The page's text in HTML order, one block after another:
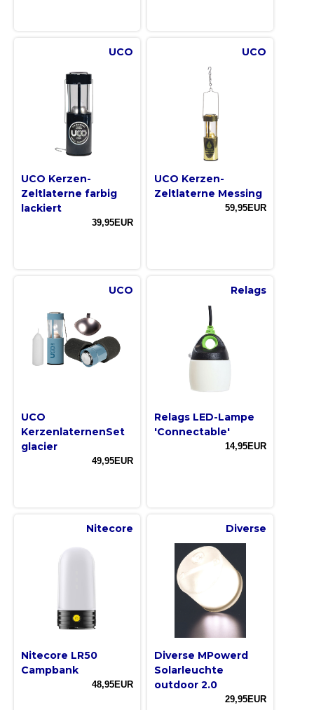
UCO
UCO Kerzen-
Zeltlaterne farbig
lackiert
39,95EUR
UCO
UCO Kerzen-
Zeltlaterne Messing
59,95EUR
UCO
UCO
KerzenlaternenSet
glacier
49,95EUR
Relags
Relags LED-Lampe
'Connectable'
14,95EUR
Nitecore
Nitecore LR50
Campbank
48,95EUR
Diverse
Diverse MPowerd
Solarleuchte
outdoor 2.0
29,95EUR